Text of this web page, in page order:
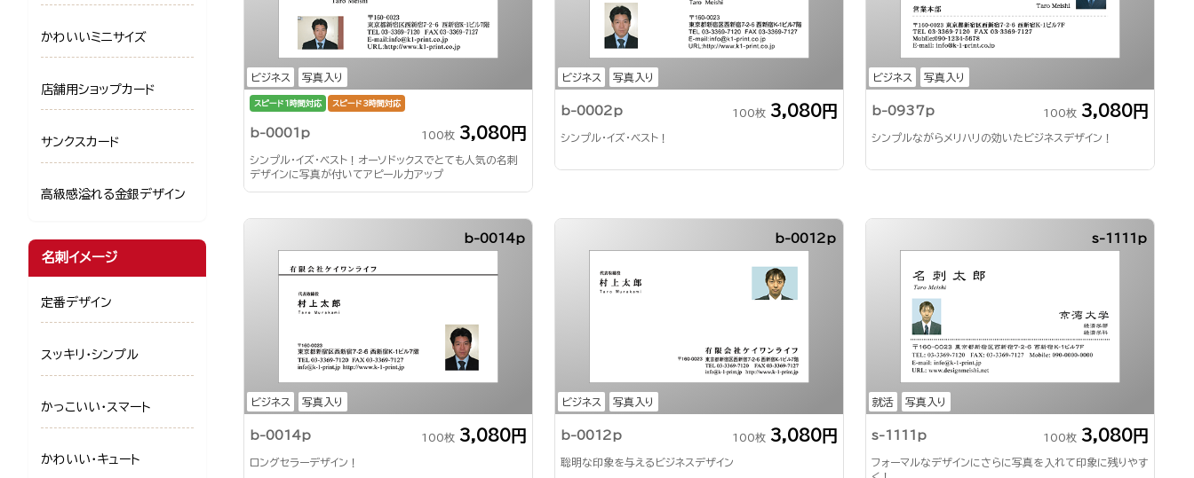
ビジネス 写真入り
スピード1時間対応 スピード3時間対応
b-0001p 100枚 3,080円
シンプル・イズ・ベスト！オーソドックスでとても人気の名刺
デザインに写真が付いてアピール力アップ
ビジネス 写真入り
b-0002p 100枚 3,080円
シンプル・イズ・ベスト！
ビジネス 写真入り
b-0937p 100枚 3,080円
シンプルながらメリハリの効いたビジネスデザイン！
ビジネス 写真入り
b-0014p
b-0014p 100枚 3,080円
ロングセラーデザイン！
ビジネス 写真入り
b-0012p
b-0012p 100枚 3,080円
聡明な印象を与えるビジネスデザイン
就活 写真入り
s-1111p
s-1111p 100枚 3,080円
フォーマルなデザインにさらに写真を入れて印象に残りやす
かわいいミニサイズ
店舗用ショップカード
サンクスカード
高級感溢れる金銀デザイン
名刺イメージ
定番デザイン
スッキリ・シンプル
かっこいい・スマート
かわいい・キュート